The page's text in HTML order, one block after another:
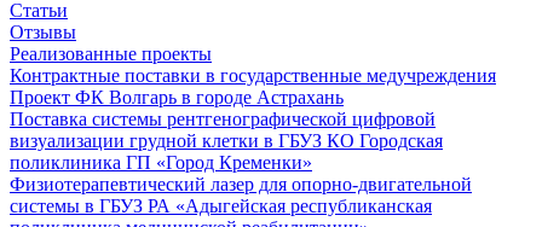
Статьи
Отзывы
Реализованные проекты
Контрактные поставки в государственные медучреждения
Проект ФК Волгарь в городе Астрахань
Поставка системы рентгенографической цифровой
визуализации грудной клетки в ГБУЗ КО Городская
поликлиника ГП «Город Кременки»
Физиотерапевтический лазер для опорно-двигательной
системы в ГБУЗ РА «Адыгейская республиканская